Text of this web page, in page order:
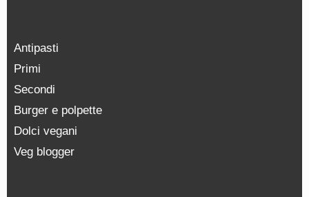
Antipasti
Primi
Secondi
Burger e polpette
Dolci vegani
Veg blogger